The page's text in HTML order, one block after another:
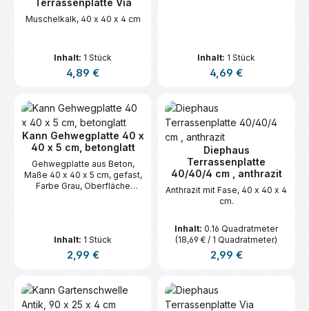
Terrassenplatte Via
Muschelkalk, 40 x 40 x 4 cm
Inhalt: 1 Stück
Regulärer Preis:
4,89 €
Inhalt: 1 Stück
Regulärer Preis:
4,69 €
Kann Gehwegplatte 40 x
40 x 5 cm, betonglatt
Gehwegplatte aus Beton,
Maße 40 x 40 x 5 cm, gefast,
Farbe Grau, Oberfläche
Inhalt: 1 Stück
Regulärer Preis:
2,99 €
Diephaus
Terrassenplatte
40/40/4 cm , anthrazit
Anthrazit mit Fase, 40 x 40 x 4
cm.
Inhalt: 0.16 Quadratmeter
(18,69 € / 1 Quadratmeter)
Regulärer Preis:
2,99 €